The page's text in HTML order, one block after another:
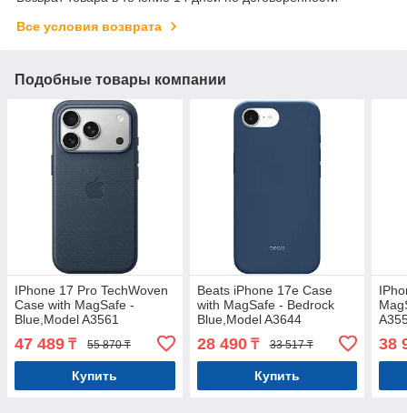
Все условия возврата
Подобные товары компании
IPhone 17 Pro TechWoven
Case with MagSafe -
Blue,Model A3561
47 489 ₸ 55 870 ₸
Купить
Beats iPhone 17e Case
with MagSafe - Bedrock
Blue,Model A3644
28 490₸ 33 517 ₸
Купить
38